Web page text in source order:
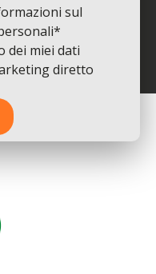
sul
dei miei dati
diretto